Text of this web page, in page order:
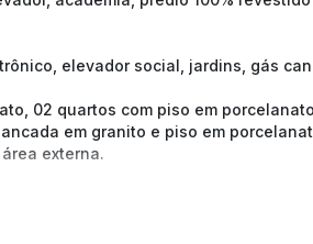
elevador social, jardins, gás
02 quartos com piso em
em granito e piso em
externa.